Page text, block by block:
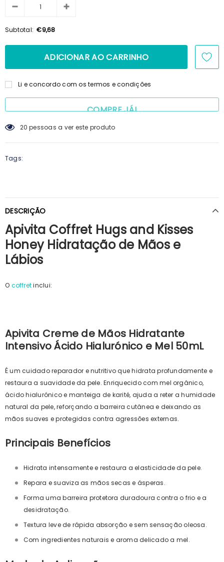
Subtotal: €9,68
Li e concordo com os termos e condições
COMPRE JÁ!
20 pessoas a ver este produto
Tags:
DESCRIÇÃO
Apivita Coffret Hugs and Kisses
Honey Hidratação de Mãos e
Lábios
O coffret inclui:
Apivita Creme de Mãos Hidratante
Intensivo Ácido Hialurónico e Mel 50mL
É um cuidado reparador e nutritivo que hidrata profundamente e
restaura a suavidade da pele. Enriquecido com mel orgânico,
ácido hialurónico e manteiga de karité, ajuda a reter a humidade
natural da pele, reforçando a barreira cutânea e deixando as
mãos suaves e protegidas contra agressões externas.
Principais Benefícios
Hidrata intensamente e restaura a elasticidade da pele.
Repara e suaviza as mãos secas e ásperas.
Forma uma barreira protetora duradoura contra o frio e a
desidratação.
Textura leve de rápida absorção e sem sensação oleosa.
Com ingredientes naturais e aroma delicado a mel.